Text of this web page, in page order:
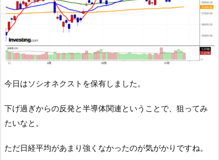
今日はソシオネクストを保有しました。
下げ過ぎからの反発と半導体関連ということで、狙ってみ
たいなと。
ただ日経平均があまり強くなかったのが気がかりですね。